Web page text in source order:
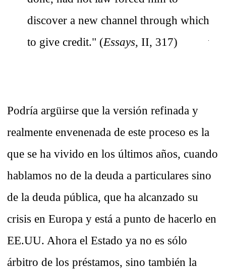
discover a new channel through which
to give credit." (Essays, II, 317)
Podría argüirse que la versión refinada y
realmente envenenada de este proceso es la
que se ha vivido en los últimos años, cuando
hablamos no de la deuda a particulares sino
de la deuda pública, que ha alcanzado su
crisis en Europa y está a punto de hacerlo en
EE.UU. Ahora el Estado ya no es sólo
árbitro de los préstamos, sino también la